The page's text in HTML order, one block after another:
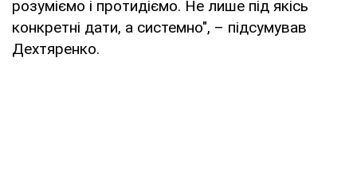
розуміємо і протидіємо. Не лише під якісь
конкретні дати, а системно", – підсумував
Дехтяренко.